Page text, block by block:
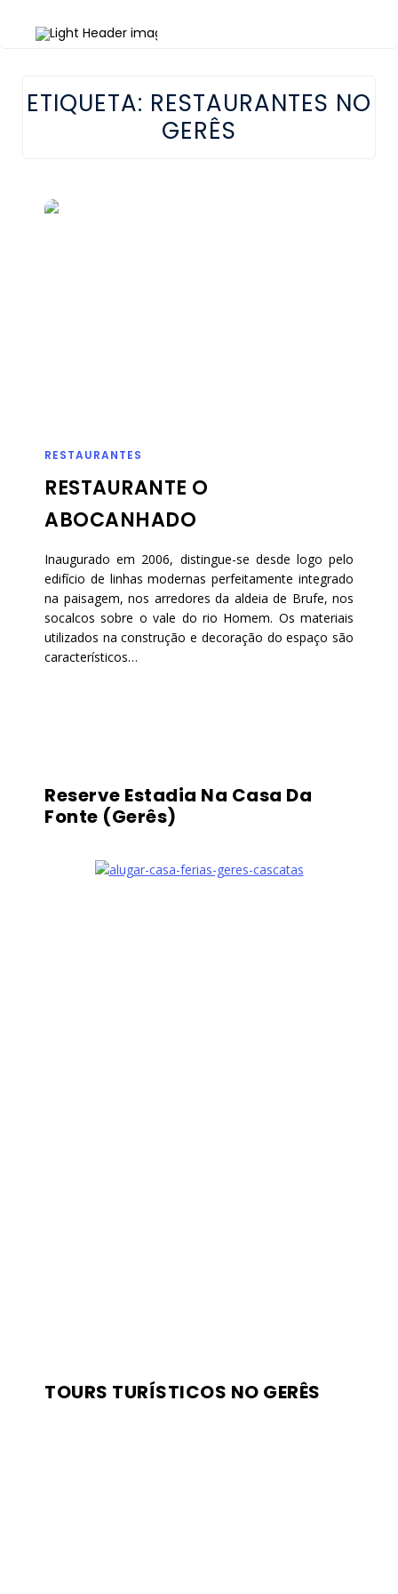
ETIQUETA: RESTAURANTES NO
GERÊS
RESTAURANTES
RESTAURANTE O
ABOCANHADO
Inaugurado em 2006, distingue-se desde logo pelo
edifício de linhas modernas perfeitamente integrado
na paisagem, nos arredores da aldeia de Brufe, nos
socalcos sobre o vale do rio Homem. Os materiais
utilizados na construção e decoração do espaço são
característicos…
Reserve Estadia Na Casa Da
Fonte (Gerês)
TOURS TURÍSTICOS NO GERÊS